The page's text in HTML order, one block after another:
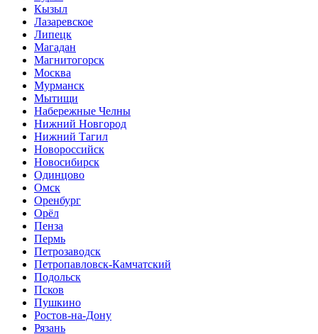
Кызыл
Лазаревское
Липецк
Магадан
Магнитогорск
Москва
Мурманск
Мытищи
Набережные Челны
Нижний Новгород
Нижний Тагил
Новороссийск
Новосибирск
Одинцово
Омск
Оренбург
Орёл
Пенза
Пермь
Петрозаводск
Петропавловск-Камчатский
Подольск
Псков
Пушкино
Ростов-на-Дону
Рязань